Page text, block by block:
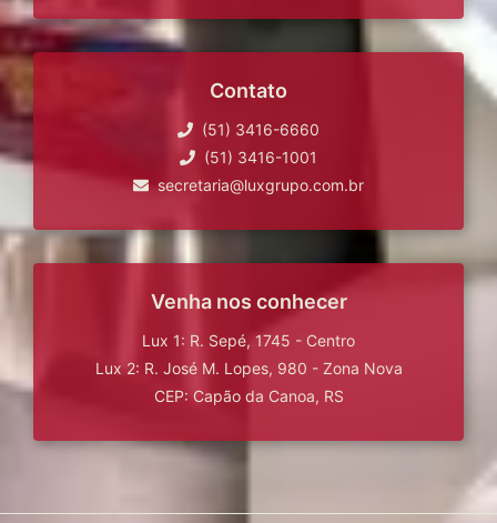
Contato
(51) 3416-6660
(51) 3416-1001
secretaria@luxgrupo.com.br
Venha nos conhecer
Lux 1: R. Sepé, 1745 - Centro
Lux 2: R. José M. Lopes, 980 - Zona Nova
CEP: Capão da Canoa, RS